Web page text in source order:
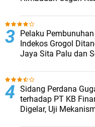
Pelaku
Indekos Grogol
Jaya Sita Palu dan
Sidang Perdana
terhadap PT KB
Digelar, Uji